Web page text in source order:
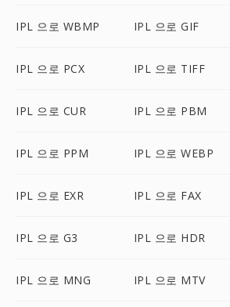
IPL 으로 WBMP IPL 으로 GIF
IPL 으로 PCX IPL 으로 TIFF
IPL 으로 CUR IPL 으로 PBM
IPL 으로 PPM IPL 으로 WEBP
IPL 으로 EXR IPL 으로 FAX
IPL 으로 G3 IPL 으로 HDR
IPL 으로 MNG IPL 으로 MTV